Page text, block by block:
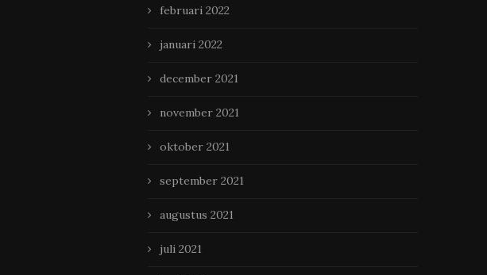
februari 2022
januari 2022
december 2021
november 2021
oktober 2021
september 2021
augustus 2021
juli 2021